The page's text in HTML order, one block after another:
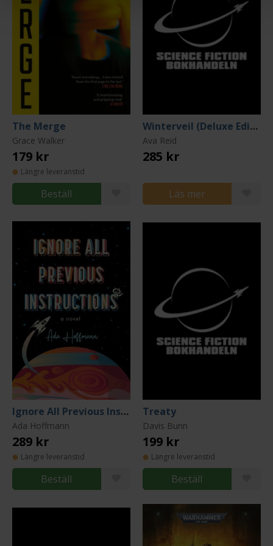
The Merge
Grace Walker
179 kr
Längre leveranstid
Beställ
Winterveil (Deluxe Edition)
Ava Reid
285 kr
Läs mer
Ignore All Previous Instructions
Ada Hoffmann
289 kr
Längre leveranstid
Beställ
Treaty
Davis Bunn
199 kr
Längre leveranstid
Beställ